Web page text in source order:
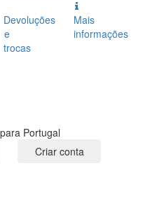
Devoluções
e
trocas
Mais
informações
Portugal
Criar conta